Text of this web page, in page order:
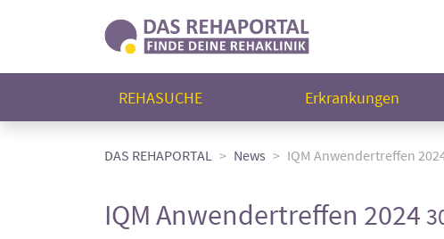
REHASUCHE Erkrankungen
DAS REHAPORTAL News IQM Anwendertreffen
IQM Anwendertreffen 2024